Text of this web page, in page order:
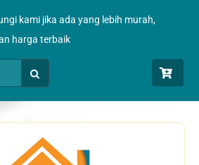
kami jika ada yang lebih murah,
harga terbaik